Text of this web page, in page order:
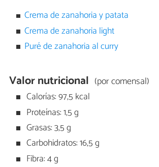
Crema de zanahoria y patata
Crema de zanahoria light
Puré de zanahoria al curry
Valor nutricional (por comensal)
Calorías: 97,5 kcal
Proteínas: 1,5 g
Grasas: 3,5 g
Carbohidratos: 16,5 g
Fibra: 4 g